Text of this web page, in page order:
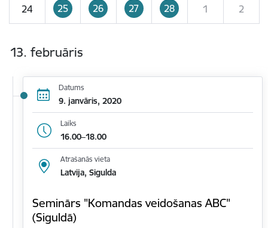
24 25 26 27 28 1 2
13. februāris
Datums
9. janvāris, 2020
Laiks
16.00–18.00
Atrašanās vieta
Latvija, Sigulda
Seminārs "Komandas veidošanas ABC"
(Siguldā)